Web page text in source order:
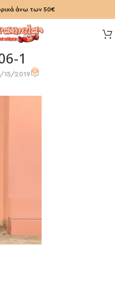
άνω των 50€
1
15/2019
0